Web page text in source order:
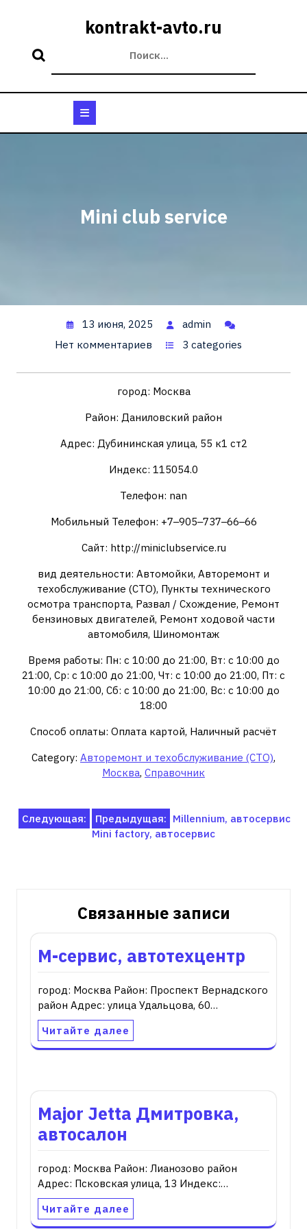
kontrakt-avto.ru
Mini club service
13 июня, 2025
admin
Нет комментариев
3 categories
город: Москва
Район: Даниловский район
Адрес: Дубининская улица, 55 к1 ст2
Индекс: 115054.0
Телефон: nan
Мобильный Телефон: +7‒905‒737‒66‒66
Сайт: http://miniclubservice.ru
вид деятельности: Автомойки, Авторемонт и
техобслуживание (СТО), Пункты технического
осмотра транспорта, Развал / Схождение, Ремонт
бензиновых двигателей, Ремонт ходовой части
автомобиля, Шиномонтаж
Время работы: Пн: с 10:00 до 21:00, Вт: с 10:00 до
21:00, Ср: с 10:00 до 21:00, Чт: с 10:00 до 21:00, Пт: с
10:00 до 21:00, Сб: с 10:00 до 21:00, Вс: с 10:00 до
18:00
Способ оплаты: Оплата картой, Наличный расчёт
Category: Авторемонт и техобслуживание (СТО),
Москва, Справочник
НавигацияПредыдущая: Millennium, автосервис
Следующая:
Mini factory, автосервис
Связанные записи
М-сервис, автотехцентр
город: Москва Район: Проспект Вернадского
район Адрес: улица Удальцова, 60…
Читайте далее
Major Jetta Дмитровка,
автосалон
город: Москва Район: Лианозово район
Адрес: Псковская улица, 13 Индекс:…
Читайте далее